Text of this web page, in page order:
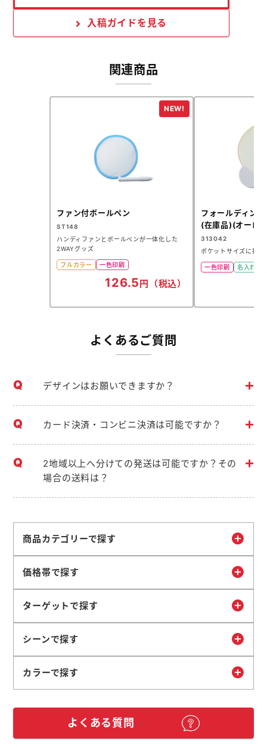
入稿ガイドを見る
関連商品
ファン付ボールペン
ST148
ハンディファンとボールペンが一体化した
2WAYグッズ
フルカラー 一色印刷
126.5円（税込）
フォールディン
(在庫品)(オーロ
313042
ポケットサイズに折
一色印刷 名入れ可
よくあるご質問
デザインはお願いできますか？
カード決済・コンビニ決済は可能ですか？
2地域以上へ分けての発送は可能ですか？その
場合の送料は？
商品カテゴリーで探す
価格帯で探す
ターゲットで探す
シーンで探す
カラーで探す
よくある質問